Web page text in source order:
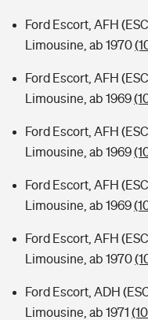
Ford Escort, AFH
Limousine, ab 1970
Ford Escort, AFH
Limousine, ab 1969
Ford Escort, AFH
Limousine, ab 1969
Ford Escort, AFH
Limousine, ab 1969
Ford Escort, AFH
Limousine, ab 1970
Ford Escort, ADH
Limousine, ab 1971